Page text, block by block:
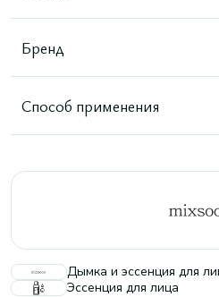
Бренд
Способ применения
Дымка и эссенция для
Эссенция для лица